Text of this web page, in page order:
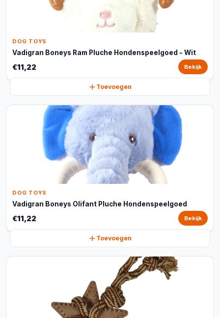
DOG TOYS
Vadigran Boneys Ram Pluche Hondenspeelgoed - Wit
€11,22 Bekijk
Toevoegen
DOG TOYS
Vadigran Boneys Olifant Pluche Hondenspeelgoed
€11,22 Bekijk
Toevoegen